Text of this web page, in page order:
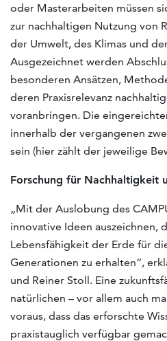
oder Masterarbeiten müssen
zur nachhaltigen Nutzung von
der Umwelt, des Klimas und
Ausgezeichnet werden
besonderen Ansätzen,
deren Praxisrelevanz
voranbringen. Die
innerhalb der vergangenen
sein (hier zählt der jeweilige
Forschung für Nachhaltigkeit
„Mit der Auslobung des
innovative Ideen auszeichnen,
Lebensfähigkeit der Erde für
Generationen zu erhalten“,
und Reiner Stoll. Eine
natürlichen – vor allem auch
voraus, dass das erforschte
praxistauglich verfügbar